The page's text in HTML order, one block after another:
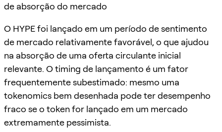
de absorção do mercado
O HYPE foi lançado em um período de sentimento
de mercado relativamente favorável, o que ajudou
na absorção de uma oferta circulante inicial
relevante. O timing de lançamento é um fator
frequentemente subestimado: mesmo uma
tokenomics bem desenhada pode ter desempenho
fraco se o token for lançado em um mercado
extremamente pessimista.